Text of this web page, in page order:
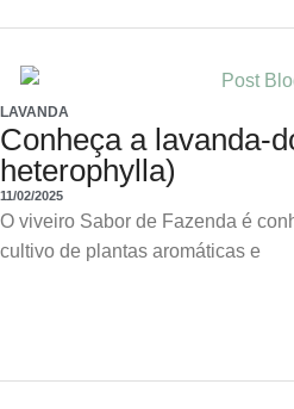
LAVANDA
Conheça a lavanda-
heterophylla)
11/02/2025
O viveiro Sabor de Fazenda é
cultivo de plantas aromáticas e